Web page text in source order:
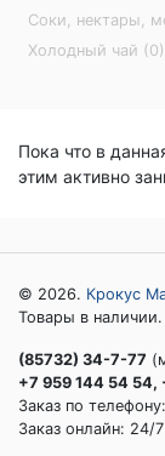
Соки, нектары,
Холодный чай (0)
Пока что в
этим активно
© 2026. Крокус
Товары в наличии.
(85732) 34-7-77
+7 959 144 54 54,
Заказ по
Заказ онлайн: 24/7